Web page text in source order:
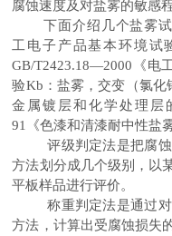
腐蚀速度及对盐雾的敏感
下面介绍几个盐雾
工电子产品基本环境试
GB/T2423.18—2000 《电
验Kb ：盐雾，交变（氯化
金属镀层和化学处理层
91
《色漆和清漆耐中性盐
评级判定法是把腐
方法划分成几个级别，以
平板样品进行评价。
称重判定法是通过
方法，计算出受腐蚀损失